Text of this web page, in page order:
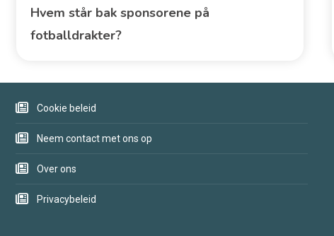
Hvem står bak sponsorene på
fotballdrakter?
Cookie beleid
Neem contact met ons op
Over ons
Privacybeleid